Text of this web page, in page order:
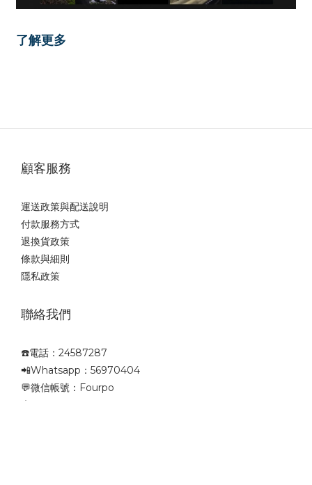
了解更多
顧客服務
運送政策與配送說明
付款服務方式
退換貨政策
條款與細則
隱私政策
聯絡我們
☎️電話：24587287
📲Whatsapp：56970404
💬微信帳號：Fourpo